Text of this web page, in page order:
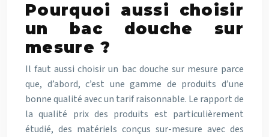
Pourquoi aussi choisir
un bac douche sur
mesure ?
Il faut aussi choisir un bac douche sur mesure parce
que, d’abord, c’est une gamme de produits d’une
bonne qualité avec un tarif raisonnable. Le rapport de
la qualité prix des produits est particulièrement
étudié, des matériels conçus sur-mesure avec des